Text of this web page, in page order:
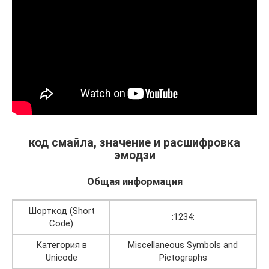
код смайла, значение и расшифровка
эмодзи
Общая информация
Шорткод (Short
Code)
:1234:
Категория в
Unicode
Miscellaneous Symbols and
Pictographs